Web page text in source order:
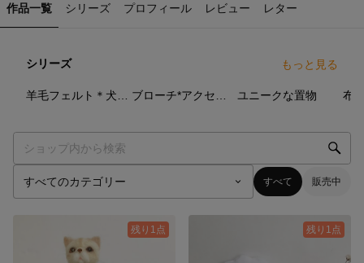
作品一覧 シリーズ プロフィール レビュー レター
シリーズ もっと見る
ユニークな置物
すべて 販売中
残り1点 残り1点